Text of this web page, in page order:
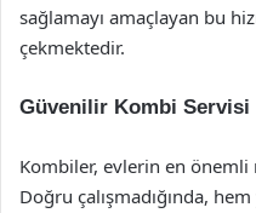
sağlamayı amaçlayan bu
çekmektedir.
Güvenilir Kombi Servisi
Kombiler, evlerin en önemli
Doğru çalışmadığında,